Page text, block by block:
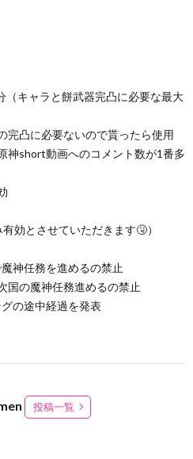
（キャラと餅武器完凸に必要な最大
完凸に必要ないので貰ったら使用
神short動画へのコメント数が1番多
効とさせていただきます🤧）
神任務を進めるの禁止
国の魔神任務進めるの禁止
の途中経過を発表
投稿一覧